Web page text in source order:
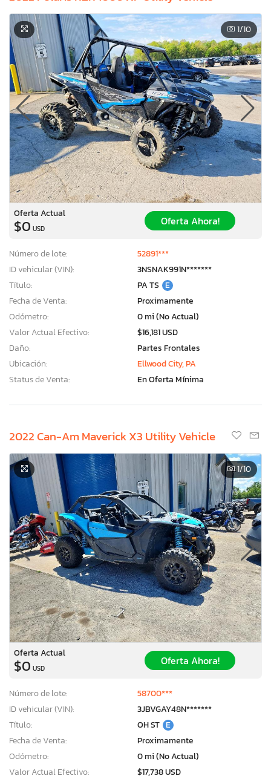
1/10
Oferta Actual
$0 USD
Oferta Ahora!
Número de lote:
52891***
ID vehicular (VIN):
3NSNAK991N*******
Título:
PA TS E
Fecha de Venta:
Proximamente
Odómetro:
0 mi (No Actual)
Valor Actual Efectivo:
$16,181 USD
Daño:
Partes Frontales
Ubicación:
Ellwood City, PA
Status de Venta:
En Oferta Mínima
2022 Can-Am Maverick X3 Utility Vehicle
1/10
Oferta Actual
$0 USD
Oferta Ahora!
Número de lote:
58700***
ID vehicular (VIN):
3JBVGAY48N*******
Título:
OH ST E
Fecha de Venta:
Proximamente
Odómetro:
0 mi (No Actual)
Valor Actual Efectivo:
$17,738 USD